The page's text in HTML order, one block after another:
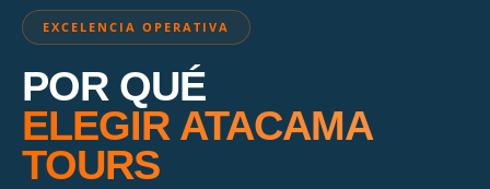
EXCELENCIA OPERATIVA
POR QUÉ
ELEGIR ATACAMA
TOURS